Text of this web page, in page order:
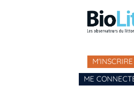
M'INSCRIRE
ME